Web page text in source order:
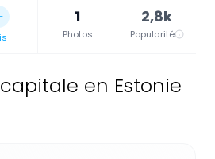
1
Photos
2,8k
Popularité
en Estonie